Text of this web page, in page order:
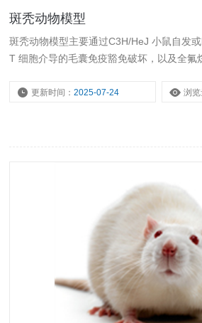
斑秃动物模型
斑秃动物模型主要通过C3H/HeJ 小鼠自发
T 细胞介导的毛囊免疫豁免破坏，以及全氟
击毛囊机制、JAK-STAT 通路靶向治疗及毛
更新时间：2025-07-24 浏览